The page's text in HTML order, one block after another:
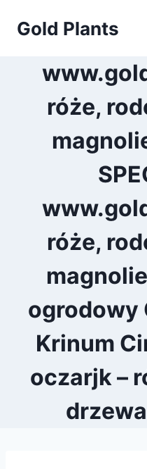
Gold Plants
róże,
róże,
ogrodowy
Krinum
oczarjk –